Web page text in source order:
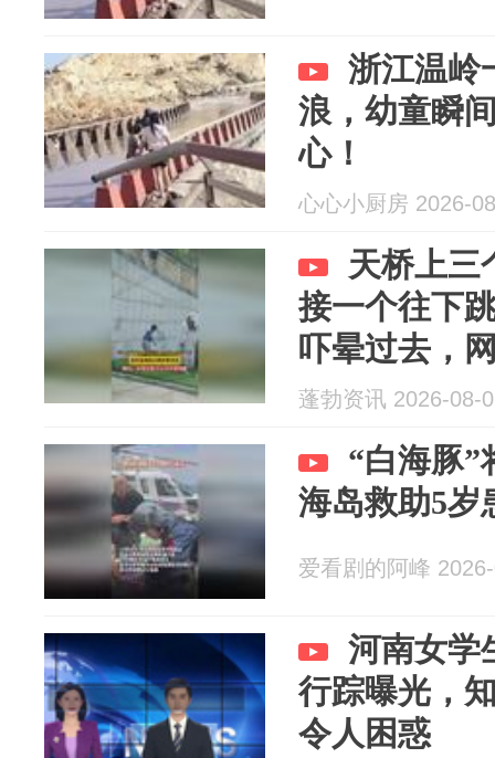
浙江温岭
浪，幼童瞬
心！
心心小厨房 2026-
天桥上三
接一个往下
吓晕过去，
果不堪设想
蓬勃资讯 2026-08-
“白海豚”
海岛救助5岁
爱看剧的阿峰
河南女学
行踪曝光，
令人困惑